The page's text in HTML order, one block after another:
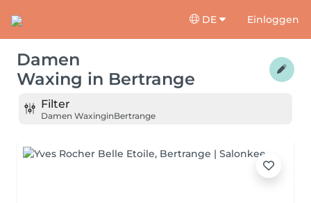
DE Einloggen
Damen
Waxing in Bertrange
Filter
Damen WaxinginBertrange